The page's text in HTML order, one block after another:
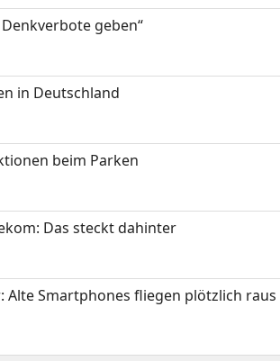
geben“
in Deutschland
beim Parken
Das steckt dahinter
Alte Smartphones fliegen plötzlich raus